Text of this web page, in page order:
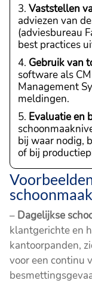
Vaststellen
adviezen van
(adviesbureau
best practices
Gebruik van
software als
Management
meldingen.
Evaluatie en
bij waar nodig,
of bij
– Dagelijkse
klantgerichte en
kantoorpanden,
voor een continu